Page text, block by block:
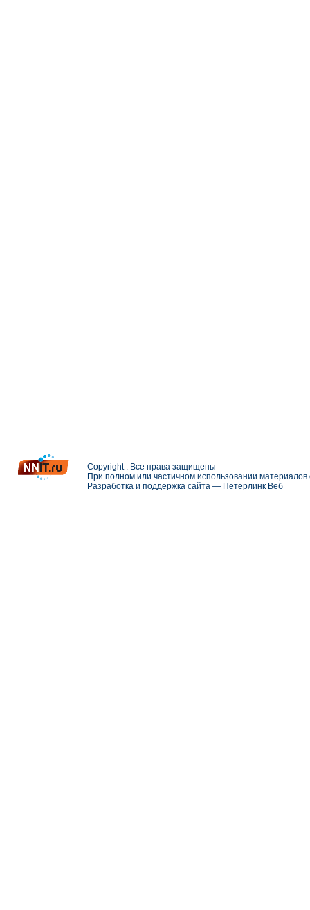
Copyright . Все права защищены
При полном или частичном использовании
Разработка и поддержка сайта — Петерлинк Веб